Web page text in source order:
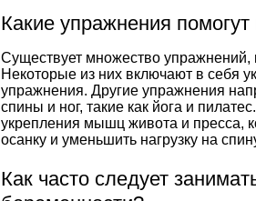
Какие упражнения
Существует множество упражнений,
Некоторые из них включают в себя
упражнения. Другие упражнения
спины и ног, такие как йога и
укрепления мышц живота и пресса,
осанку и уменьшить нагрузку на
Как часто следует